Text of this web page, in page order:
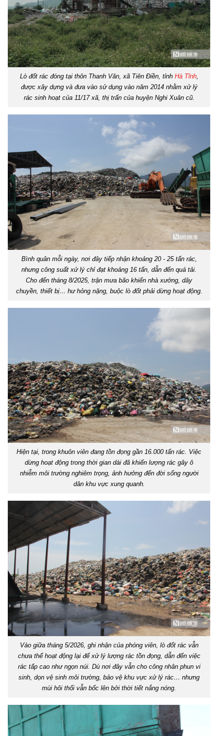
Lò đốt rác đóng tại thôn Thanh Văn, xã Tiên Điền, tỉnh Hà Tĩnh,
được xây dựng và đưa vào sử dụng vào năm 2014 nhằm xử lý
rác sinh hoạt của 11/17 xã, thị trấn của huyện Nghi Xuân cũ.
Bình quân mỗi ngày, nơi đây tiếp nhận khoảng 20 - 25 tấn rác,
nhưng công suất xử lý chỉ đạt khoảng 16 tấn, dẫn đến quá tải.
Cho đến tháng 8/2025, trận mưa bão khiến nhà xưởng, dây
chuyền, thiết bị… hư hỏng nặng, buộc lò đốt phải dừng hoạt động.
Hiện tại, trong khuôn viên đang tồn đọng gần 16.000 tấn rác. Việc
dừng hoạt động trong thời gian dài đã khiến lượng rác gây ô
nhiễm môi trường nghiêm trọng, ảnh hưởng đến đời sống người
dân khu vực xung quanh.
Vào giữa tháng 5/2026, ghi nhận của phóng viên, lò đốt rác vẫn
chưa thể hoạt động lại để xử lý lượng rác tồn đọng, dẫn đến việc
rác tấp cao như ngọn núi. Dù nơi đây vẫn cho công nhân phun vi
sinh, dọn vệ sinh môi trường, bảo vệ khu vực xử lý rác… nhưng
mùi hôi thối vẫn bốc lên bởi thời tiết nắng nóng.